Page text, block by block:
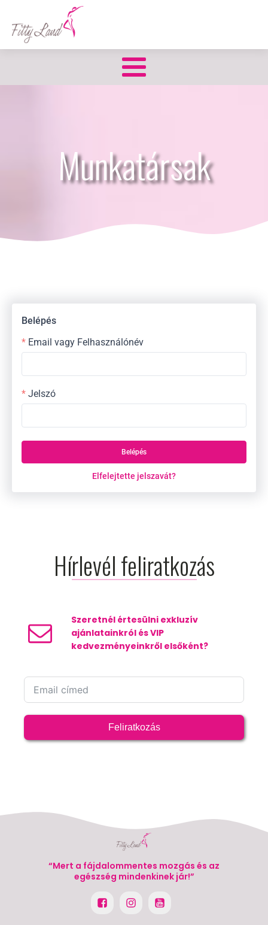
Munkatársak
Belépés
Email vagy Felhasználónév
Jelszó
Belépés
Elfelejtette jelszavát?
Hírlevél feliratkozás
Szeretnél értesülni exkluzív
ajánlatainkról és VIP
kedvezményeinkről elsőként?
Feliratkozás
“Mert a fájdalommentes mozgás és az
egészség mindenkinek jár!”